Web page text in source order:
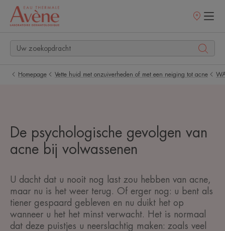
Homepage Vette huid met onzuiverheden of met een neiging tot acne
De psychologische gevolgen van
acne bij volwassenen
U dacht dat u nooit nog last zou hebben van acne,
maar nu is het weer terug. Of erger nog: u bent als
tiener gespaard gebleven en nu duikt het op
wanneer u het het minst verwacht. Het is normaal
dat deze puistjes u neerslachtig maken: zoals veel